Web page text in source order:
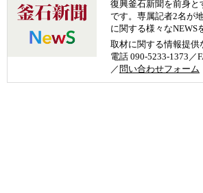
復興釜石新聞を前身と
です。専属記者2名が
に関する様々なNEWS
取材に関する情報提供
電話 090-5233-1373／
／ 問い合わせフォーム